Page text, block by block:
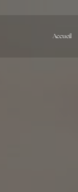
Accueil